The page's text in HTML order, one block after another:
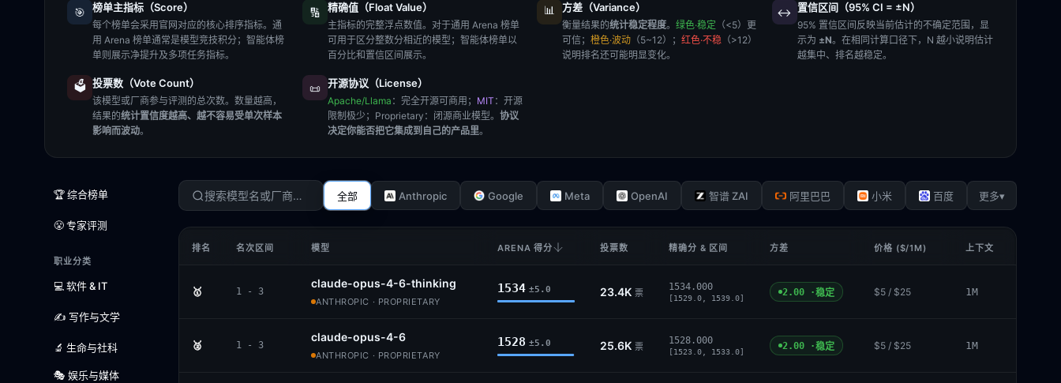
🎯 榜单主指标（Score）
每个榜单会采用官网对应的核心排序指标。通
用 Arena 榜单通常是模型竞技积分；智能体榜
单则展示净提升及多项任务指标。
🔢 精确值（Float Value）
主指标的完整浮点数值。对于通用 Arena 榜单
可用于区分整数分相近的模型；智能体榜单以
百分比和置信区间展示。
📊 方差（Variance）
衡量结果的统计稳定程度。 绿色·稳定 （<5）更
可信； 橙色·波动 （5~12）； 红色·不稳 （>12）
说明排名还可能明显变化。
↔️ 置信区间（95% CI = ±N）
95% 置信区间反映当前估计的不确定范围，显
示为 ±N。在相同计算口径下，N 越小说明估计
越集中、排名越稳定。
🗳️ 投票数（Vote Count）
该模型或厂商参与评测的总次数。数量越高，
结果的统计置信度越高、越不容易受单次样本
影响而波动。
📜 开源协议（License）
Apache/Llama ：完全开源可商用； MIT ：开源
限制极少； Proprietary ：闭源商业模型。 协议
决定你能否把它集成到自己的产品里。
🏆 综合榜单
😤 专家评测
职业分类
💻 软件 & IT
✍️ 写作与文学
🔬 生命与社科
🎭 娱乐与媒体
全部 Anthropic Google Meta OpenAI 智谱 ZAI 阿里巴巴 小米 百度 更多▾
排名 名次区间 模型 ARENA 得分 投票数 精确分 & 区间 方差 价格 ($/1M) 上下文
🥇 1 - 3
claude-opus-4-6-thinking
ANTHROPIC · PROPRIETARY
1534 ±5.0 23.4K 票
1534.000
[1529.0, 1539.0]
2.00 ·稳定 $5 / $25 1M
🥈 1 - 3
claude-opus-4-6
ANTHROPIC · PROPRIETARY
1528 ±5.0 25.6K 票
1528.000
[1523.0, 1533.0]
2.00 ·稳定 $5 / $25 1M